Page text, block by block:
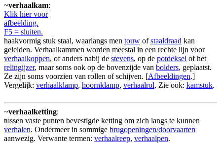
~verhaalkam:
Klik hier voor
afbeelding.
F5 = sluiten.
haakvormig stuk staal, waarlangs men touw ofstaaldraad kan
geleiden. Verhaalkammen worden meestal in een rechte lijn voor
verhaalkoppen, of anders nabij de stevens, op de potdeksel of het
relingijzer, maar soms ook op de bovenzijde van bolders, geplaatst.
Ze zijn soms voorzien van rollen of schijven. [Afbeeldingen.]
Vergelijk: verhaalklamp, hoornklamp, verhaalrol. Zie ook: kamstuk.
~verhaalketting:
tussen vaste punten bevestigde ketting om zich langs te kunnen
verhalen. Ondermeer in sommige brugopeningen/doorvaarten
aanwezig. Verwante termen: verhaalreep, verhaalpen.